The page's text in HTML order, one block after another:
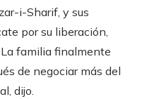
i-Sharif, y sus
por su liberación,
familia finalmente
de negociar más del
dijo.